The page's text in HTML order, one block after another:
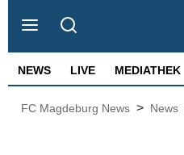
NEWS LIVE MEDIATHEK
FC Magdeburg News > News